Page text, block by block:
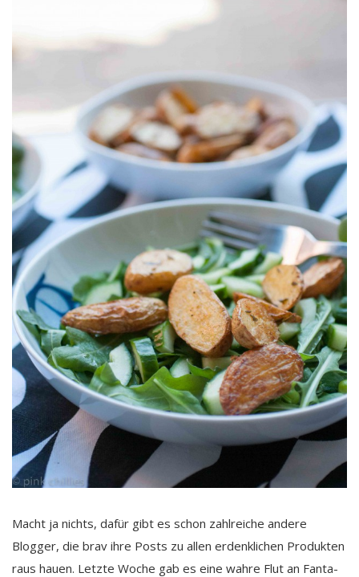
Macht ja nichts, dafür gibt es schon zahlreiche andere
Blogger, die brav ihre Posts zu allen erdenklichen Produkten
raus hauen. Letzte Woche gab es eine wahre Flut an Fanta-